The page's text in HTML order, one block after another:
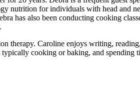
nutrition for individuals with head and
has also been conducting cooking
therapy. Caroline enjoys writing,
cooking or baking, and spending